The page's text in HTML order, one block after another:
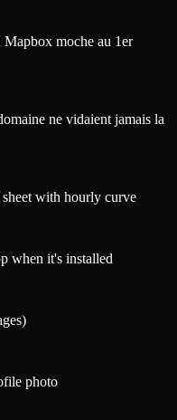
Mapbox moche au 1er
ne vidaient jamais la
with hourly curve
when it's installed
photo